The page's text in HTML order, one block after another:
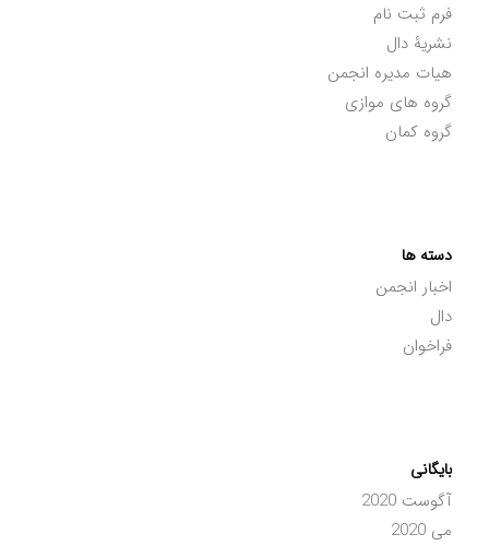
فرم ثبت نام
نشریۀ دال
هیات مدیره انجمن
گروه های موازی
گروه کمان
دسته ها
اخبار انجمن
دال
فراخوان
بایگانی
آگوست 2020
می 2020